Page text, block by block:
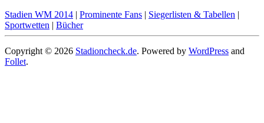
Stadien WM 2014 | Prominente Fans | Siegerlisten & Tabellen |
Sportwetten | Bücher
Copyright © 2026 Stadioncheck.de. Powered by WordPress and
Follet.